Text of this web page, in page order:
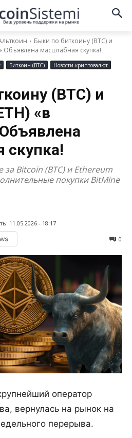
Быки по биткоину (BTC) и
Объявлена масштабная скупка!
Биткоин (BTC)
Новости криптовалют
(BTC) и
«в
скупка!
Bitcoin (BTC) и Ethereum
покупки BitMine
11.05.2026 - 18:17
0
оператор
вернулась на рынок на
перерыва.